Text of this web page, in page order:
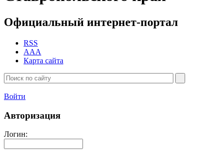
Официальный интернет-портал
RSS
AAA
Карта сайта
Войти
Авторизация
Логин: